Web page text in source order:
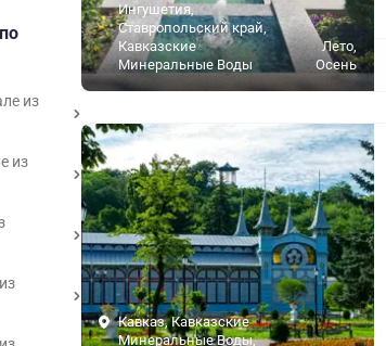
из
из
Ингушетия,
Ставропольский край,
Кавказские
Минеральные Воды
Лето,
Осень
Кавказ, Кавказские
Минеральные Воды,